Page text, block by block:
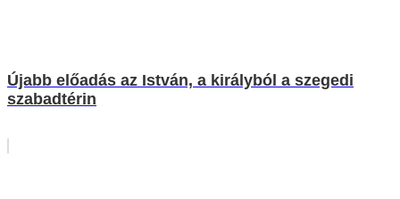
Újabb előadás az István, a királyból a szegedi
szabadtérin